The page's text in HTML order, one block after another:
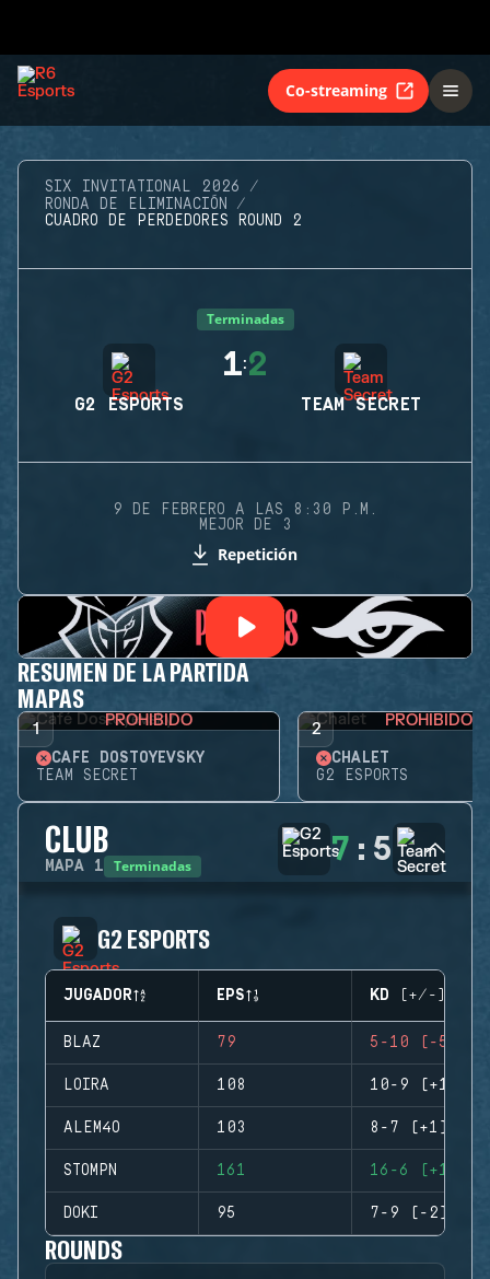
Co-streaming
SIX INVITATIONAL 2026
RONDA DE ELIMINACIÓN
CUADRO DE PERDEDORES ROUND 2
Terminadas
G2 ESPORTS
1:2
TEAM SECRET
9 DE FEBRERO A LAS 8:30 P.M.
MEJOR DE 3
Repetición
RESUMEN DE LA PARTIDA
MAPAS
1 PROHIBIDO
CAFÉ DOSTOYEVSKY
TEAM SECRET
2 PROHIBIDO
CHALET
G2 ESPORTS
CLUB
MAPA 1 Terminadas 7 : 5
G2 ESPORTS
JUGADOR EPS KD (+/-)
BLAZ 79 5-10 (-5)
LOIRA 108 10-9 (+1)
ALEM4O 103 8-7 (+1)
STOMPN 161 16-6 (+10)
DOKI 95 7-9 (-2)
ROUNDS